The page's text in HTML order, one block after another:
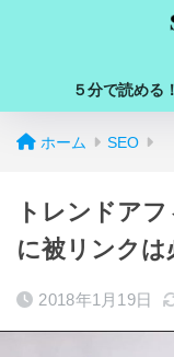
５分で読める
ホーム SEO
トレンドア
に被リンクは
2018年1月19日